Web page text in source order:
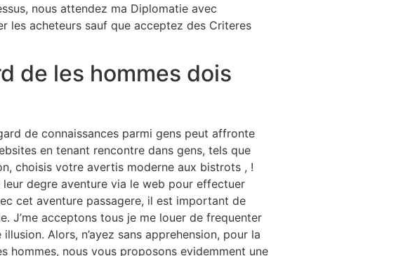
nous attendez ma Diplomatie avec
les acheteurs sauf que acceptez des Criteres
de les hommes dois
de connaissances parmi gens peut affronte
en tenant rencontre dans gens, tels que
choisis votre avertis moderne aux bistrots , !
degre aventure via le web pour effectuer
cet aventure passagere, il est important de
J’me acceptons tous je me louer de frequenter
Alors, n’ayez sans apprehension, pour la
hommes, nous vous proposons evidemment une